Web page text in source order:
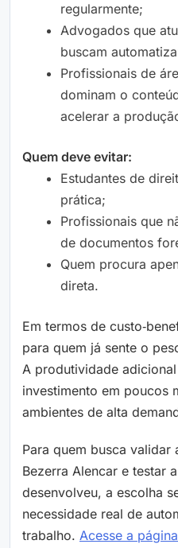
regularmente;
Advogados que
buscam
Profissionais de
dominam o
acelerar a
Quem deve evitar:
Estudantes de
prática;
Profissionais que
de documentos
Quem procura
direta.
Em termos de
para quem já sente o
A produtividade
investimento em poucos
ambientes de alta
Para quem busca
Bezerra Alencar e testar
desenvolveu, a escolha
necessidade real de
trabalho. Acesse a